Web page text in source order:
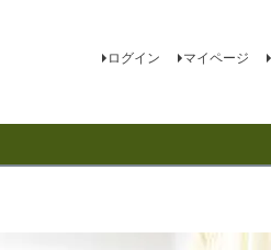
ログイン マイページ